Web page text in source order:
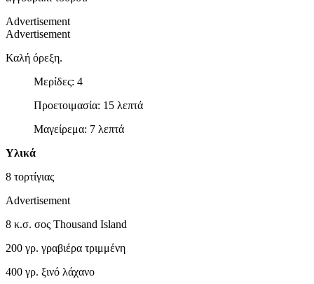
Advertisement
Advertisement
Καλή όρεξη.
Μερίδες: 4
Προετοιμασία: 15 λεπτά
Μαγείρεμα: 7 λεπτά
Υλικά
8 τορτίγιας
Advertisement
8 κ.σ. σος Thousand Island
200 γρ. γραβιέρα τριμμένη
400 γρ. ξινό λάχανο